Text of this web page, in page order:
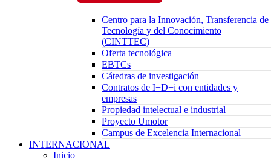
Centro para la Innovación, Transferencia de
Tecnología y del Conocimiento
(CINTTEC)
Oferta tecnológica
EBTCs
Cátedras de investigación
Contratos de I+D+i con entidades y
empresas
Propiedad intelectual e industrial
Proyecto Umotor
Campus de Excelencia Internacional
INTERNACIONAL
Inicio